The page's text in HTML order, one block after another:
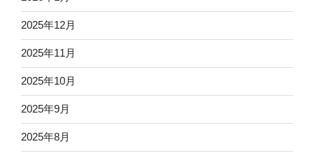
2025年12月
2025年11月
2025年10月
2025年9月
2025年8月